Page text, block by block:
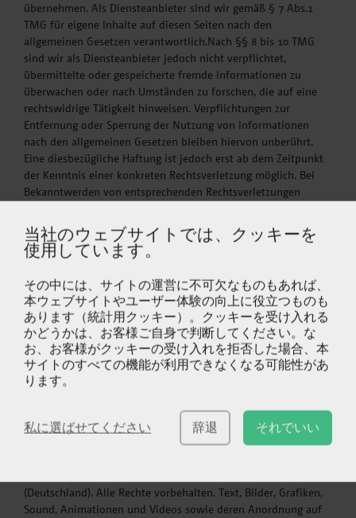
übernehmen. Als Diensteanbieter sind wir gemäß § 7 Abs.1
TMG für eigene Inhalte auf diesen Seiten nach den
allgemeinen Gesetzen verantwortlich.Nach §§ 8 bis 10 TMG
sind wir als Diensteanbieter jedoch nicht verpflichtet,
übermittelte oder gespeicherte fremde Informationen zu
überwachen oder nach Umständen zu forschen, die auf eine
rechtswidrige Tätigkeit hinweisen. Verpflichtungen zur
Entfernung oder Sperrung der Nutzung von Informationen
nach den allgemeinen Gesetzen bleiben hiervon unberührt.
Eine diesbezügliche Haftung ist jedoch erst ab dem Zeitpunkt
der Kenntnis einer konkreten Rechtsverletzung möglich. Bei
Bekanntwerden von entsprechenden Rechtsverletzungen
Haftung für Links - Unser Angebot enthält Links zu externen
Webseiten Dritter, auf deren Inhalte wir keinen Einfluss haben.
Deshalb können wir für diese fremden Inhalte auch keine
stets der jeweilige Anbieter oder Betreiber der Seiten
verantwortlich. Die verlinkten Seiten wurden zum Zeitpunkt
der Verlinkung auf mögliche Rechtsverstöße überprüft.
Rechtswidrige Inhalte waren zum Zeitpunkt der Verlinkung
nicht erkennbar. Eine permanente inhaltliche Kontrolle der
verlinkten Seiten ist jedoch ohne konkrete Anhaltspunkte
einer Rechtsverletzung nicht zumutbar. Bei Bekanntwerden
von Rechtsverletzungen werden wir derartige Links umgehend
entfernen.
(Deutschland). Alle Rechte vorbehalten. Text, Bilder, Grafiken,
Sound, Animationen und Videos sowie deren Anordnung auf
当社のウェブサイトでは、クッキーを
使用しています。
その中には、サイトの運営に不可欠なものもあれば、
本ウェブサイトやユーザー体験の向上に役立つものも
あります（統計用クッキー）。クッキーを受け入れる
かどうかは、お客様ご自身で判断してください。な
お、お客様がクッキーの受け入れを拒否した場合、本
サイトのすべての機能が利用できなくなる可能性があ
ります。
私に選ばせてください 辞退 それでいい